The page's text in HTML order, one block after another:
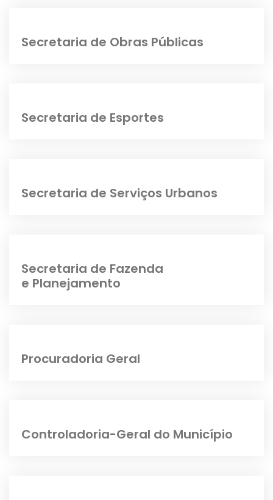
Secretaria de Obras Públicas
Secretaria de Esportes
Secretaria de Serviços Urbanos
Secretaria de Fazenda
e Planejamento
Procuradoria Geral
Controladoria-Geral do Município